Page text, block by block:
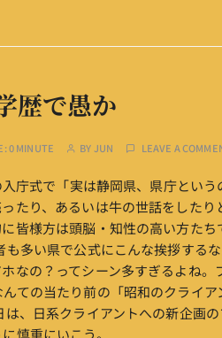
歴で愚か
0 MINUTE BYJUN LEAVE A
庁式で「実は静岡県、県庁という
たり、あるいは牛の世話をしたり
皆様方は頭脳・知性の高い方たち
多い県で公式にこんな挨拶する
なの？ってシーン多すぎるよね。
ての当たり前の「昭和のクライア
、日系クライアントへの新企画
慎重にいこう。